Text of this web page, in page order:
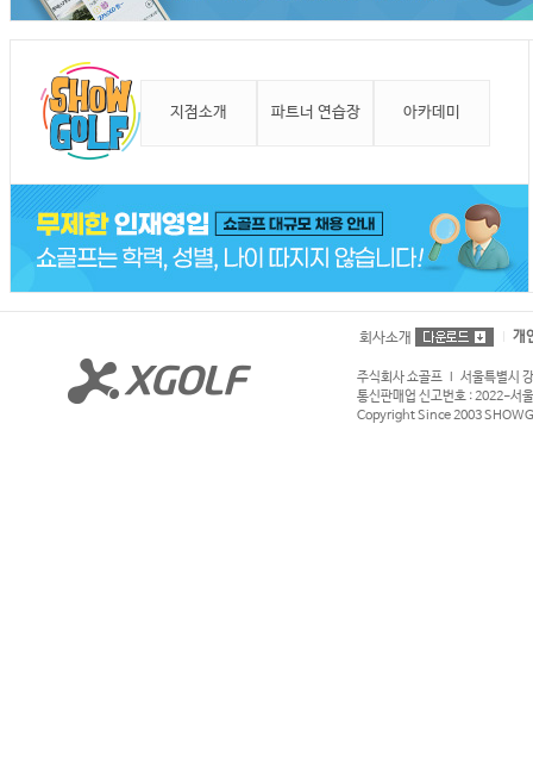
지점소개 파트너 연습장 아카데미
회사소개 개
주식회사 쇼골프 l 서울특별시
통신판매업 신고번호 : 2022-
Copyright Since 2003